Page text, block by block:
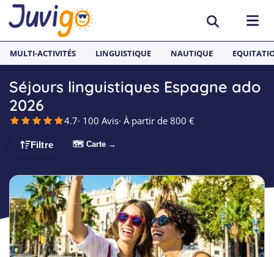
ACTIVITÉS
Surf
Équitation
Multi-activités
Sports nautiques
Skateboard
Snowboard
PAYS
Espagne
France
Malte
Angleterre
Allemagne
Séjours Linguistiques Juvigo
Anglais
Néerlandais
Espagnol
MULTI-ACTIVITÉS LINGUISTIQUE NAUTIQUE
Séjours linguistiques Espagne ado
2026
4.7· 100 Avis· À partir de 800 €
Filtre 🗺 Carte →